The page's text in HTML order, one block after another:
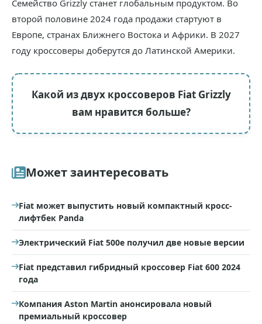
Семейство Grizzly станет глобальным продуктом. Во
второй половине 2024 года продажи стартуют в
Европе, странах Ближнего Востока и Африки. В 2027
году кроссоверы доберутся до Латинской Америки.
Какой из двух кроссоверов Fiat Grizzly
вам нравится больше?
Может заинтересовать
Fiat может выпустить новый компактный кросс-
лифтбек Panda
Электрический Fiat 500e получил две новые версии
Fiat представил гибридный кроссовер Fiat 600 2024
года
Компания Aston Martin анонсировала новый
премиальный кроссовер